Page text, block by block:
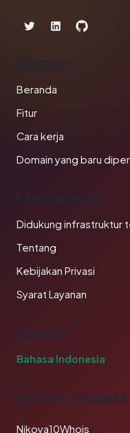
PRODUK
Beranda
Fitur
Cara kerja
Domain yang baru
PERUSAHAAN
Didukung infrastruktur
Tentang
Kebijakan Privasi
Syarat Layanan
BAHASA
Bahasa Indonesia
TAUTAN SAHABAT
Nikoya10Whois